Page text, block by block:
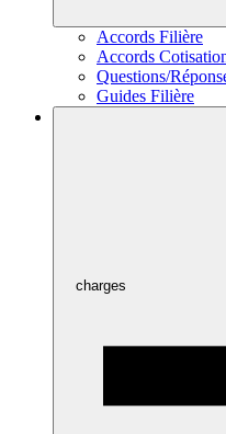
Accords Filière
Accords
Questions/
Guides Filière
charges